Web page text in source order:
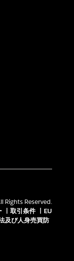
Rights Reserved.
取引条件
EU
及び人身売買防